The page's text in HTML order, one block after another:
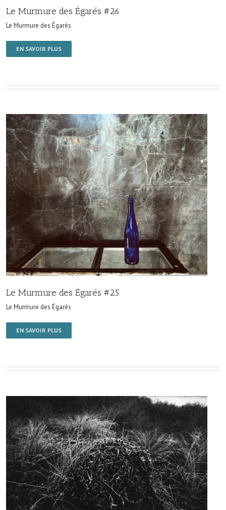
Le Murmure des Égarés #26
Le Murmure des Égarés
EN SAVOIR PLUS
Le Murmure des Égarés #25
Le Murmure des Égarés
EN SAVOIR PLUS